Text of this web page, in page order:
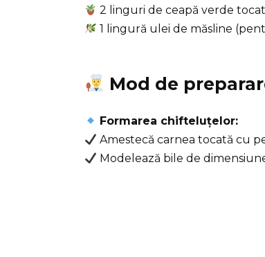
2 linguri de ceapă verde
1 lingură ulei de măsline
Mod de
Formarea chifteluțelor:
Amestecă carnea tocată cu
Modelează bile de